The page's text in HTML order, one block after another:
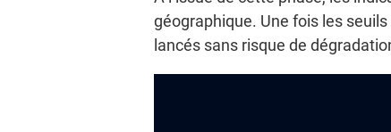
géographique. Une fois les
lancés sans risque de